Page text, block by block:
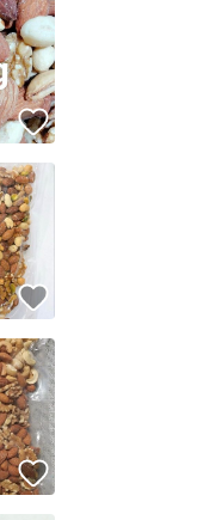
実績について
ユーザーにバッジを付
準をクリアした安心・安全な
報をコピーします
います
いいね！
いいね！